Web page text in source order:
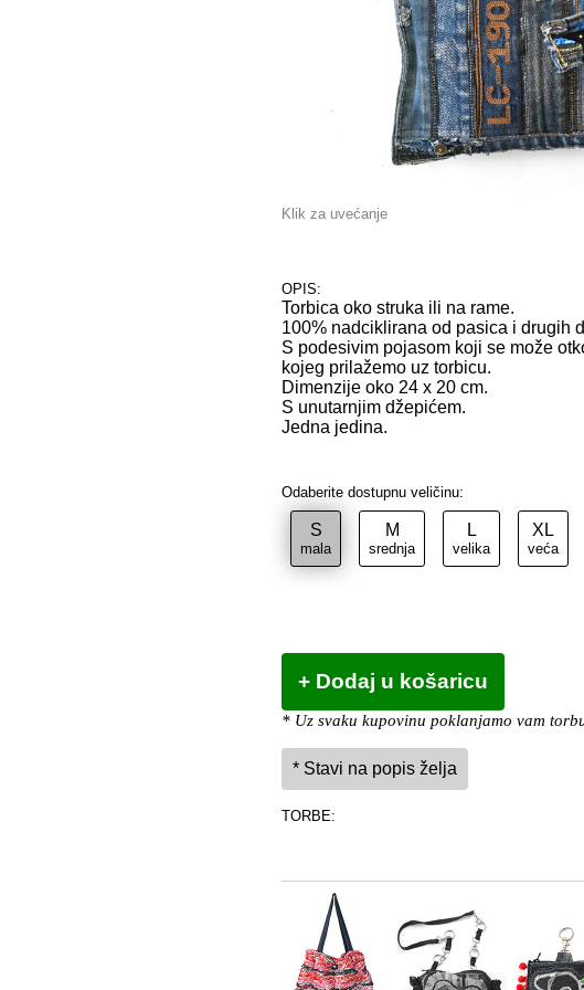
Klik za uvećanje
OPIS:
Torbica oko struka ili na rame.
100% nadciklirana od pasica i drugih
S podesivim pojasom koji se može
kojeg prilažemo uz torbicu.
Dimenzije oko 24 x 20 cm.
S unutarnjim džepićem.
Jedna jedina.
Odaberite dostupnu veličinu:
S
mala
M
srednja
L
velika
XL
veća
* Uz svaku kupovinu poklanjamo vam
TORBE: